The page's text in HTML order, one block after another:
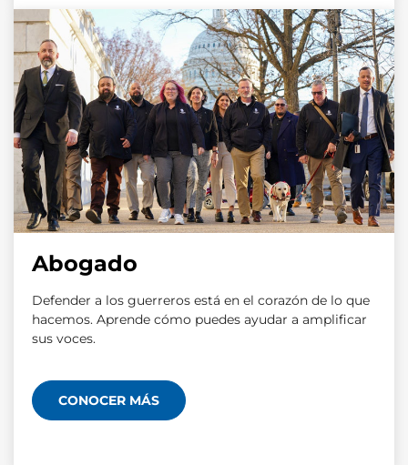
Abogado
Defender a los guerreros está en el corazón de lo que
hacemos. Aprende cómo puedes ayudar a amplificar
sus voces.
CONOCER MÁS